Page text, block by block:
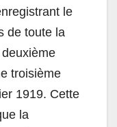
le
de toute la
troisième
1919. Cette
la